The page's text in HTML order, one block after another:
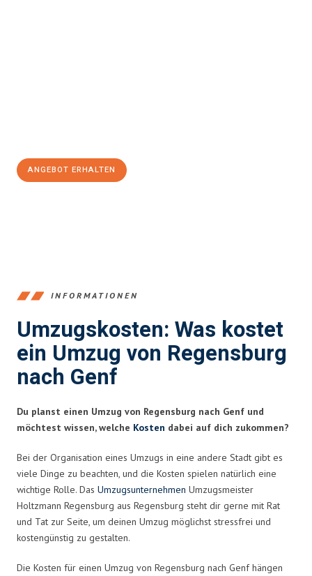
ANGEBOT ERHALTEN
INFORMATIONEN
Umzugskosten: Was kostet
ein Umzug von Regensburg
nach Genf
Du planst einen Umzug von Regensburg nach Genf und
möchtest wissen, welche Kosten dabei auf dich zukommen?
Bei der Organisation eines Umzugs in eine andere Stadt gibt es
viele Dinge zu beachten, und die Kosten spielen natürlich eine
wichtige Rolle. Das Umzugsunternehmen Umzugsmeister
Holtzmann Regensburg aus Regensburg steht dir gerne mit Rat
und Tat zur Seite, um deinen Umzug möglichst stressfrei und
kostengünstig zu gestalten.
Die Kosten für einen Umzug von Regensburg nach Genf hängen